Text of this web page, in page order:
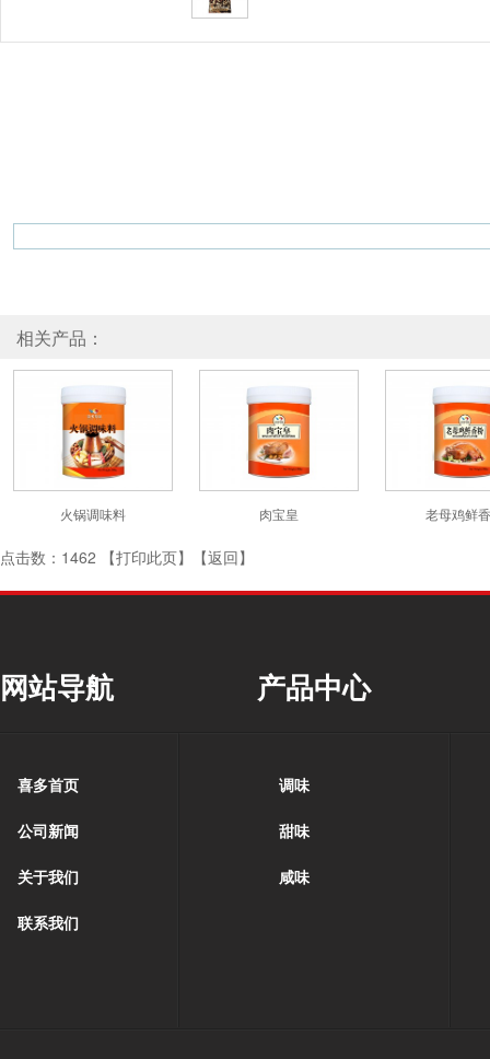
相关产品：
火锅调味料 肉宝皇 老母鸡鲜
点击数：1462 【打印此页】【返回】
网站导航
喜多首页
公司新闻
关于我们
联系我们
产品中心
调味
甜味
咸味